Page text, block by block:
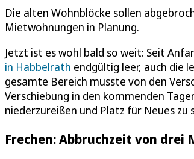
Die alten Wohnblöcke sollen
Mietwohnungen in Planung.
Jetzt ist es wohl bald so weit: Seit
in Habbelrath endgültig leer, auch die
gesamte Bereich musste von den
Verschiebung in den kommenden
niederzureißen und Platz für Neues zu
Frechen: Abbruchzeit von drei